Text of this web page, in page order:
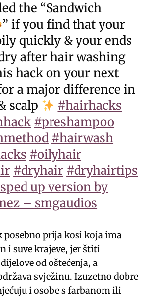
the “Sandwich
” if you find that your
quickly & your ends
after hair washing
hack on your next
a major difference in
scalp
#hairhacks
#preshampoo
#hairwash
#oilyhair
#dryhair #dryhairtips
up version by
– smgaudios
posebno prija kosi koja ima
i suve krajeve, jer štiti
od oštećenja, a
svježinu. Izuzetno dobre
i osobe s farbanom ili